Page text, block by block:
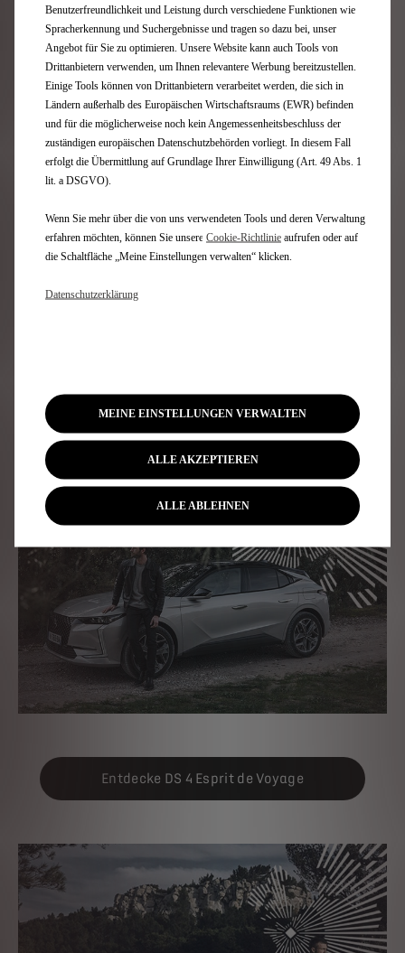
Freien für vier Gourmets gestaltet und bietet eine große
Auswahl an Behältern und Accessoires.
DIE LUST DES REISENS
ESPRIT DE VOYAGE Collection:
Tauchen Sie ein in die faszinierende
Welt der französischen Reisekunst.
Inspiriert von Reisen und dem französischen Savoir-faire,
präsentiert DS Automobiles seine Kollektion "ESPRIT DE
VOYAGE". Diese exklusive Kollektion verleiht unseren
lädt Sie dazu ein, einen Moment innezuhalten und dem Alltag
Entdecke DS 4 Esprit de Voyage
Benutzerfreundlichkeit und Leistung durch verschiedene Funktionen wie
Spracherkennung und Suchergebnisse und tragen so dazu bei, unser
Angebot für Sie zu optimieren. Unsere Website kann auch Tools von
Drittanbietern verwenden, um Ihnen relevantere Werbung bereitzustellen.
Einige Tools können von Drittanbietern verarbeitet werden, die sich in
Ländern außerhalb des Europäischen Wirtschaftsraums (EWR) befinden
und für die möglicherweise noch kein Angemessenheitsbeschluss der
zuständigen europäischen Datenschutzbehörden vorliegt. In diesem Fall
erfolgt die Übermittlung auf Grundlage Ihrer Einwilligung (Art. 49 Abs. 1
lit. a DSGVO).
Wenn Sie mehr über die von uns verwendeten Tools und deren Verwaltung
erfahren möchten, können Sie unsere Cookie‑Richtlinie aufrufen oder auf
die Schaltfläche „Meine Einstellungen verwalten“ klicken.
Datenschutzerklärung
MEINE EINSTELLUNGEN VERWALTEN
ALLE AKZEPTIEREN
ALLE ABLEHNEN